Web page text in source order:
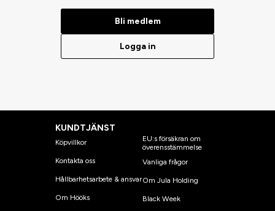
Bli medlem
Logga in
KUNDTJÄNST
Köpvillkor
Kontakta oss
Hållbarhetsarbete & ansvar
Om Hööks
EU:s försäkran om
överensstämmelse
Vanliga frågor
Om Jula Holding
Black Week